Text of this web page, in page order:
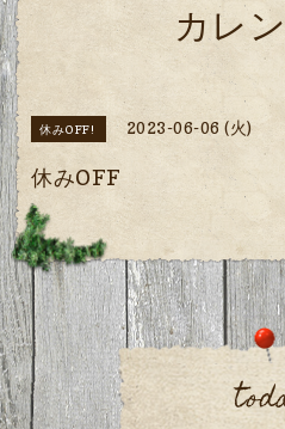
カレ
休みOFF! 2023-06-06 (火)
休みOFF